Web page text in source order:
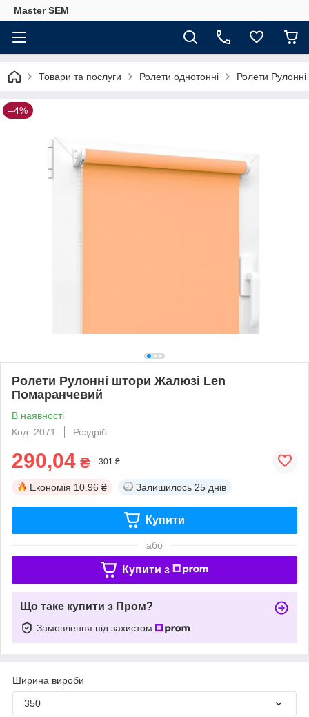
Master SEM
Товари та послуги Ролети однотонні Ролети
–4%
Ролети Рулонні штори Жалюзі Len
Помаранчевий
В наявності
Код: 2071
Роздріб
290,04 ₴ 301 ₴
Економія 10.96 ₴ Залишилось 25 днів
Купити
або
Купити з
Що таке купити з Пром?
Замовлення під захистом
Ширина вироби
350